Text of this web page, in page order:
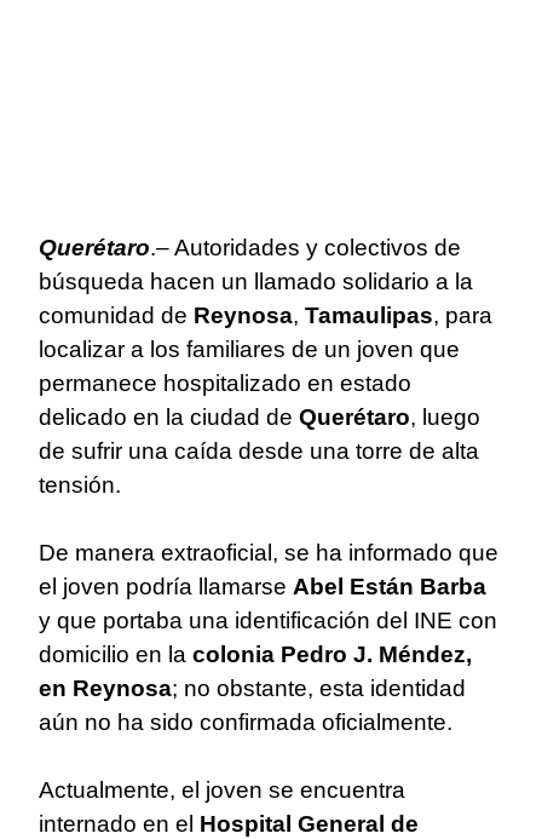
Querétaro.– Autoridades y colectivos de
búsqueda hacen un llamado solidario a la
comunidad de Reynosa, Tamaulipas, para
localizar a los familiares de un joven que
permanece hospitalizado en estado
delicado en la ciudad de Querétaro, luego
de sufrir una caída desde una torre de alta
tensión.
De manera extraoficial, se ha informado que
el joven podría llamarse Abel Están Barba
y que portaba una identificación del INE con
domicilio en la colonia Pedro J. Méndez,
en Reynosa; no obstante, esta identidad
aún no ha sido confirmada oficialmente.
Actualmente, el joven se encuentra
internado en el Hospital General de